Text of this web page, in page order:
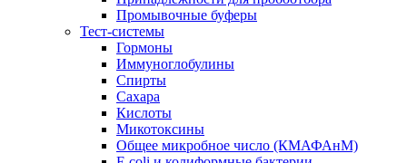
Промывочные буферы
Тест-системы
Гормоны
Иммуноглобулины
Спирты
Сахара
Кислоты
Микотоксины
Общее микробное число (КМАФАнМ)